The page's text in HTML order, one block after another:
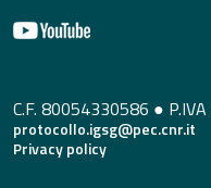
C.F. 80054330586 ●
protocollo.igsg@pec.cnr.it
Privacy policy